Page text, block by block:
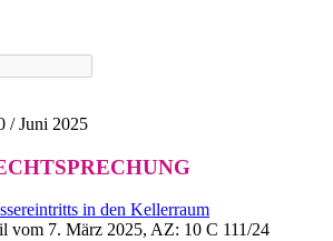
/ Juni 2025
in den Kellerraum
vom 7. März 2025, AZ: 10 C 111/24